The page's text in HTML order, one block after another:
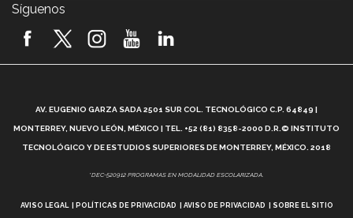
2026! (video)
¿Cómo es el Modelo Educativo Tec? (video)
Vida Tec: Feminismo e Inteligencia Artificial, Paola
Síguenos
AV. EUGENIO GARZA SADA 2501 SUR COL. TECNOLÓGICO C.P. 64849 |
MONTERREY, NUEVO LEÓN, MÉXICO | TEL. +52 (81) 8358-2000 D.R.© INSTITUTO
TECNOLÓGICO Y DE ESTUDIOS SUPERIORES DE MONTERREY, MÉXICO. 2018
*DEC-520912 PROGRAMAS EN MODALIDAD ESCOLARIZADA.
AVISO LEGAL POLÍTICAS DE PRIVACIDAD AVISO DE PRIVACIDAD SOBRE EL SITIO